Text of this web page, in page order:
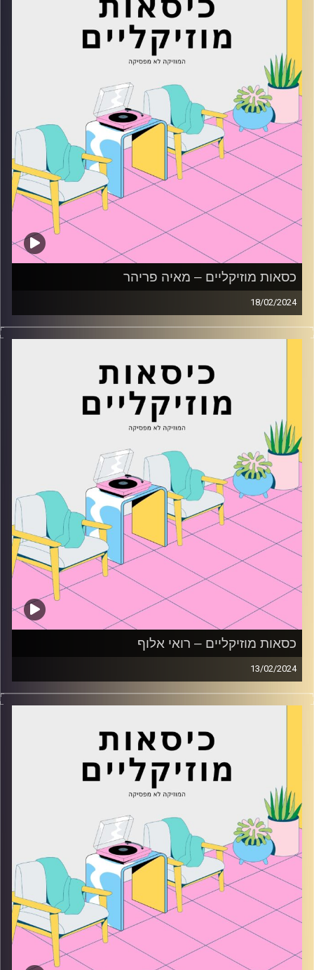
כסאות מוזיקליים – מאיה פריהר
18/02/2024
כסאות מוזיקליים עם מאיה פריהר
כסאות מוזיקליים – רואי אלוף
13/02/2024
כסאות מוזיקליים עם רואי אלוף